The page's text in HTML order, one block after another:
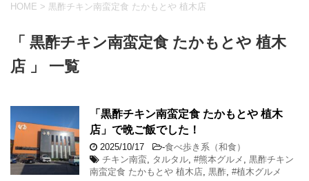
HOME > 黒酢チキン南蛮定食 たかもとや 植木店
「 黒酢チキン南蛮定食 たかもとや 植木
店 」 一覧
「黒酢チキン南蛮定食 たかもとや 植木
店」で晩ご飯でした！
2025/10/17 -食べ歩き系（和食）
チキン南蛮
タルタル #熊本グルメ
黒酢チキン
南蛮定食 たかもとや 植木店 黒酢 #植木グルメ